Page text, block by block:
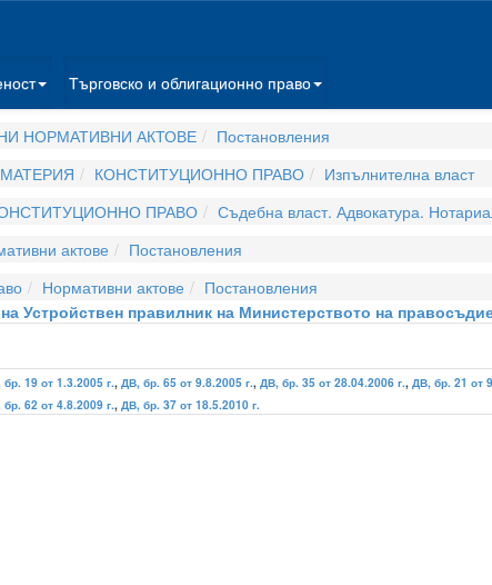
Търговско и облигационно право
НОРМАТИВНИ АКТОВЕ
Постановления
КОНСТИТУЦИОННО ПРАВО
Изпълнителна власт
ПРАВО
Съдебна власт. Адвокатура.
актове
Постановления
Нормативни актове
Постановления
Устройствен правилник на Министерството на
19 от 1.3.2005 г., ДВ, бр. 65 от 9.8.2005 г., ДВ, бр. 35 от 28.04.2006 г., ДВ, бр. 21 от
62 от 4.8.2009 г., ДВ, бр. 37 от 18.5.2010 г.